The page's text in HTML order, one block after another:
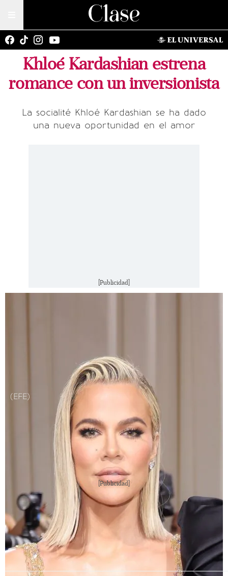
Khloé Kardashian estrena
romance con un inversionista
La socialité Khloé Kardashian se ha dado
una nueva oportunidad en el amor
[Publicidad]
(EFE)
[Publicidad]